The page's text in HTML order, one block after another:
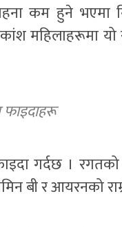
कम हुने भएमा
महिलाहरूमा यो
गर्दछ ।
बी र आयरनको